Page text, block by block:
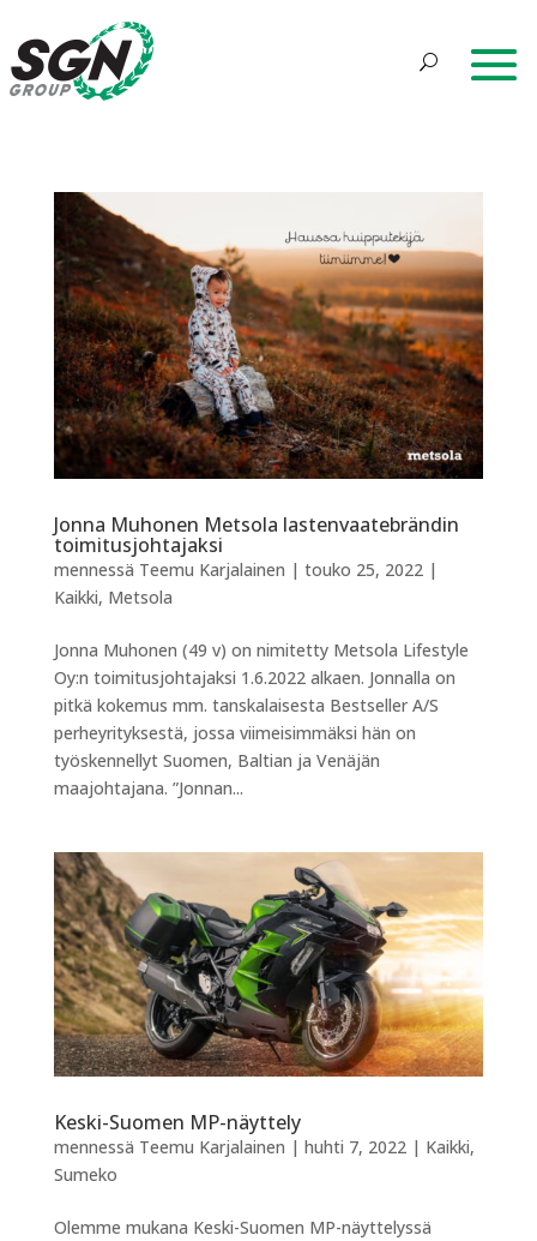
Jonna Muhonen Metsola lastenvaatebrändin
toimitusjohtajaksi
mennessä Teemu Karjalainen | touko 25, 2022|
Kaikki, Metsola
Jonna Muhonen (49 v) on nimitetty Metsola Lifestyle
Oy:n toimitusjohtajaksi 1.6.2022 alkaen. Jonnalla on
pitkä kokemus mm. tanskalaisesta Bestseller A/S
perheyrityksestä, jossa viimeisimmäksi hän on
työskennellyt Suomen, Baltian ja Venäjän
maajohtajana. ”Jonnan...
Keski-Suomen MP-näyttely
mennessä Teemu Karjalainen | huhti 7, 2022| Kaikki,
Sumeko
Olemme mukana Keski-Suomen MP-näyttelyssä